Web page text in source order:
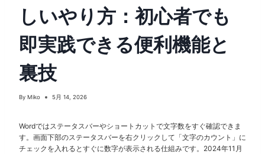
しいやり方：初心者でも
即実践できる便利機能と
裏技
By Miko 5月 14, 2026
Wordではステータスバーやショートカットで文字数をすぐ確認できま
す。画面下部のステータスバーを右クリックして「文字のカウント」に
チェックを入れるとすぐに数字が表示される仕組みです。2024年11月